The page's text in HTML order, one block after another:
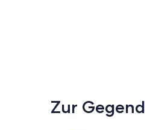
Zur Gegend